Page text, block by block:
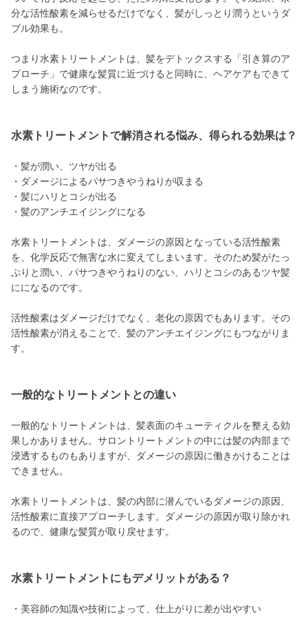
分な活性酸素を減らせるだけでなく、髪がしっとり潤うというダ
ブル効果も。
つまり水素トリートメントは、髪をデトックスする「引き算のア
プローチ」で健康な髪質に近づけると同時に、ヘアケアもできて
しまう施術なのです。
水素トリートメントで解消される悩み、得られる効果は？
・髪が潤い、ツヤが出る
・ダメージによるパサつきやうねりが収まる
・髪にハリとコシが出る
・髪のアンチエイジングになる
水素トリートメントは、ダメージの原因となっている活性酸素
を、化学反応で無害な水に変えてしまいます。そのため髪がたっ
ぷりと潤い、パサつきやうねりのない、ハリとコシのあるツヤ髪
にになるのです。
活性酸素はダメージだけでなく、老化の原因でもあります。その
活性酸素が消えることで、髪のアンチエイジングにもつながりま
す。
一般的なトリートメントとの違い
一般的なトリートメントは、髪表面のキューティクルを整える効
果しかありません。サロントリートメントの中には髪の内部まで
浸透するものもありますが、ダメージの原因に働きかけることは
できません。
水素トリートメントは、髪の内部に潜んでいるダメージの原因、
活性酸素に直接アプローチします。ダメージの原因が取り除かれ
るので、健康な髪質が取り戻せます。
水素トリートメントにもデメリットがある？
・美容師の知識や技術によって、仕上がりに差が出やすい